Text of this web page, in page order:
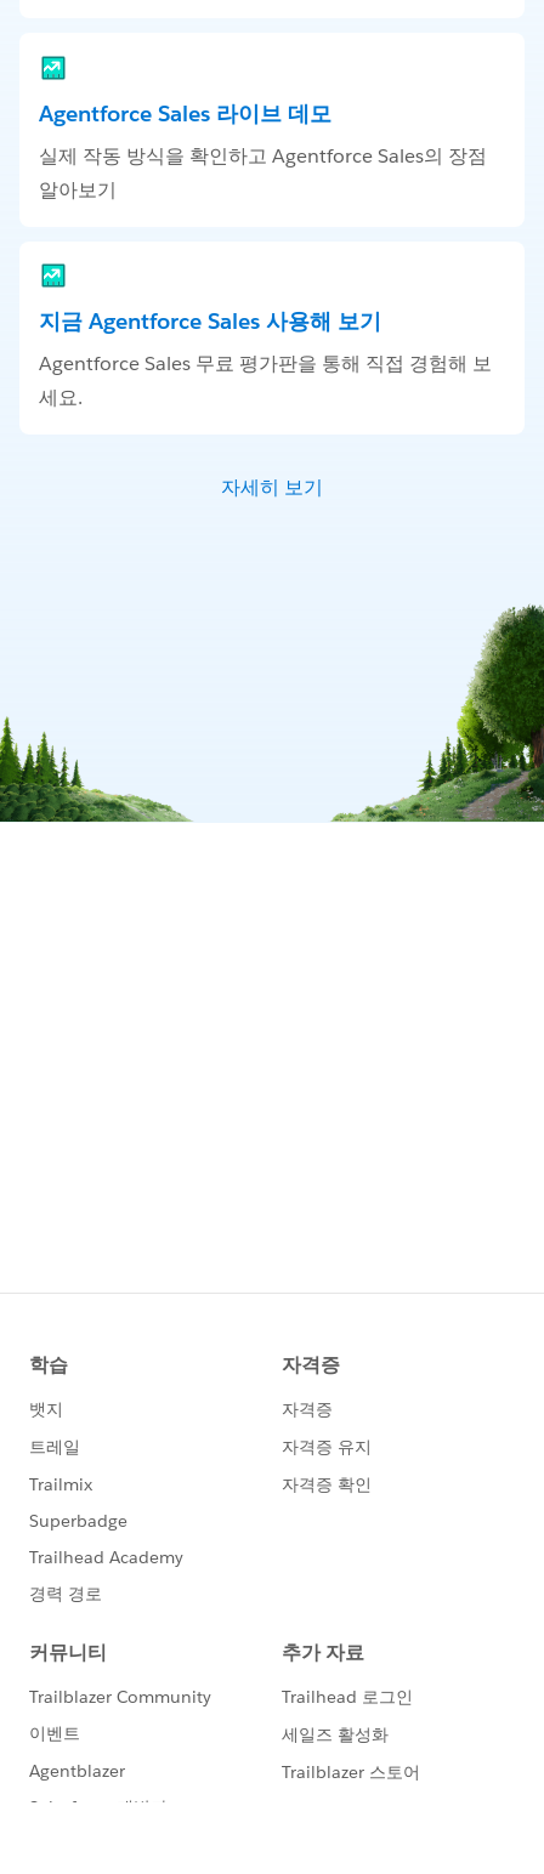
Agentforce Sales 라이브 데모
실제 작동 방식을 확인하고 Agentforce Sales의 장점
알아보기
지금 Agentforce Sales 사용해 보기
Agentforce Sales 무료 평가판을 통해 직접 경험해 보
세요.
자세히 보기